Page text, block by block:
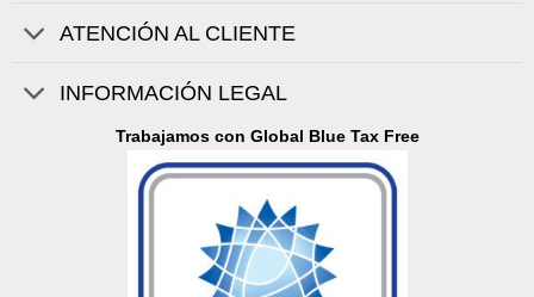
ATENCIÓN AL CLIENTE
INFORMACIÓN LEGAL
Trabajamos con Global Blue Tax Free